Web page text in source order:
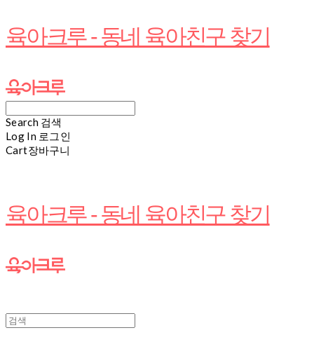
육아크루 - 동네 육아친구 찾기
Search 검색
Log In 로그인
Cart장바구니
육아크루 - 동네 육아친구 찾기